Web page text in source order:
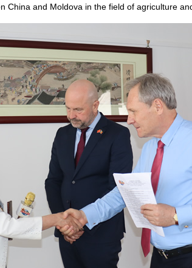
China and Moldova in the field of agriculture